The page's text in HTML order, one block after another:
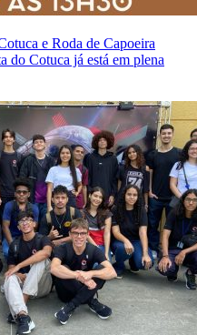
e Roda de Capoeira
do Cotuca já está em plena